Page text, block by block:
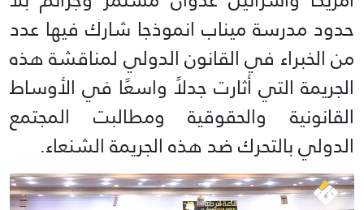
حدود مدرسة ميناب انموذجا شارك فيها عدد
من الخبراء في القانون الدولي لمناقشة هذه
الجريمة التي أثارت جدلاً واسعًا في الأوساط
القانونية والحقوقية ومطالبت المجتمع
الدولي بالتحرك ضد هذه الجريمة الشنعاء.